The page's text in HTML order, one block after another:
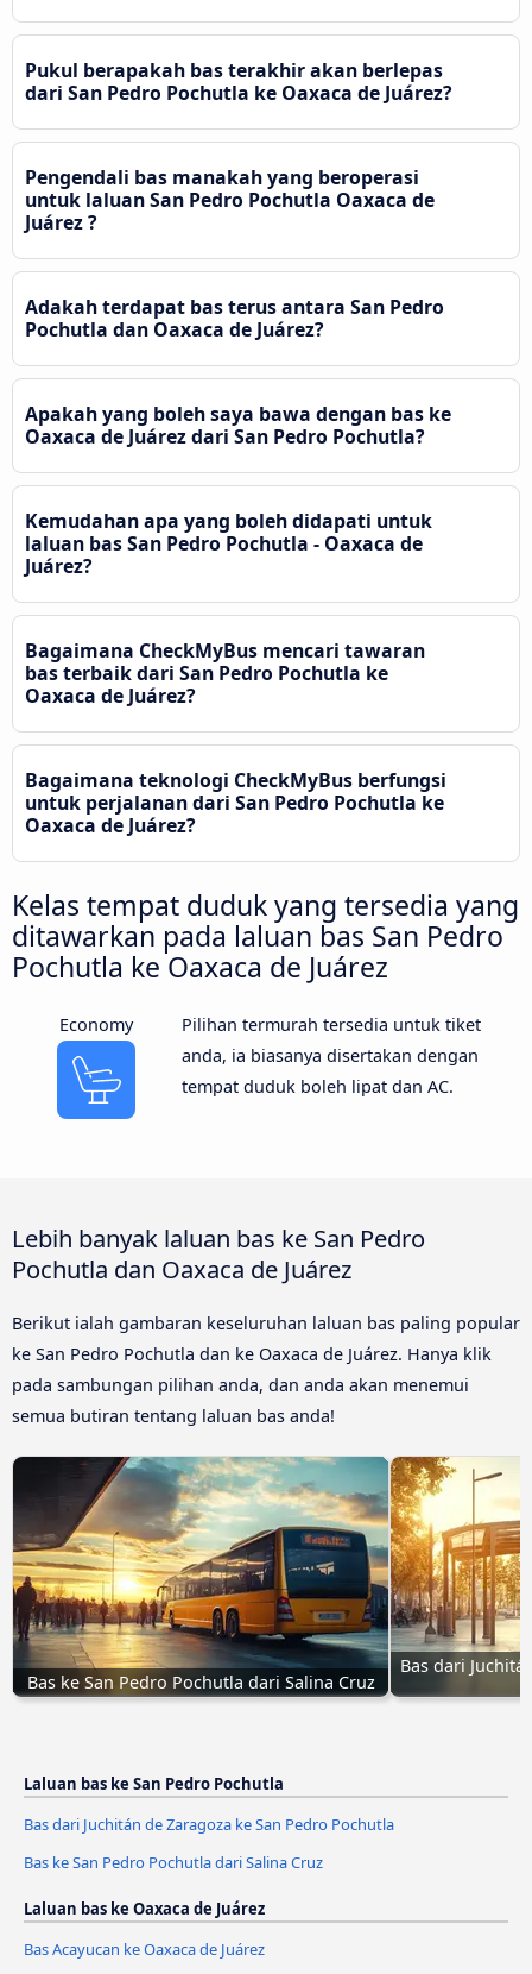
Pukul berapakah bas terakhir akan berlepas
dari San Pedro Pochutla ke Oaxaca de Juárez?
Pengendali bas manakah yang beroperasi
untuk laluan San Pedro Pochutla Oaxaca de
Juárez ?
Adakah terdapat bas terus antara San Pedro
Pochutla dan Oaxaca de Juárez?
Apakah yang boleh saya bawa dengan bas ke
Oaxaca de Juárez dari San Pedro Pochutla?
Kemudahan apa yang boleh didapati untuk
laluan bas San Pedro Pochutla - Oaxaca de
Juárez?
Bagaimana CheckMyBus mencari tawaran
bas terbaik dari San Pedro Pochutla ke
Oaxaca de Juárez?
Bagaimana teknologi CheckMyBus berfungsi
untuk perjalanan dari San Pedro Pochutla ke
Oaxaca de Juárez?
Kelas tempat duduk yang tersedia yang
ditawarkan pada laluan bas San Pedro
Pochutla ke Oaxaca de Juárez
Economy
Pilihan termurah tersedia untuk tiket
anda, ia biasanya disertakan dengan
tempat duduk boleh lipat dan AC.
Lebih banyak laluan bas ke San Pedro
Pochutla dan Oaxaca de Juárez
Berikut ialah gambaran keseluruhan laluan bas paling popular
ke San Pedro Pochutla dan ke Oaxaca de Juárez. Hanya klik
pada sambungan pilihan anda, dan anda akan menemui
semua butiran tentang laluan bas anda!
Bas ke San Pedro Pochutla dari Salina Cruz
Bas dari
Laluan bas ke San Pedro Pochutla
Bas dari Juchitán de Zaragoza ke San Pedro Pochutla
Bas ke San Pedro Pochutla dari Salina Cruz
Laluan bas ke Oaxaca de Juárez
Bas Acayucan ke Oaxaca de Juárez